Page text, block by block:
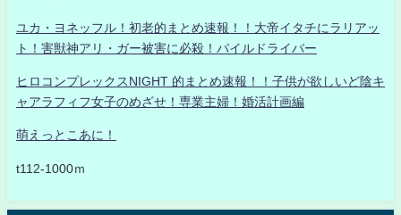
ユカ・ヨネッフル！初老的まとめ速報！！大帝イタチにラリアッ
ト！害獣神アリ・ガー被害に必殺！パイルドライバー
ヒロコンプレックスNIGHT 的まとめ速報！！子供が欲しいど陰キ
ャアラフィフ女子のめざせ！専業主婦！婚活計画編
萌えっとこあに！
t112-1000ｍ